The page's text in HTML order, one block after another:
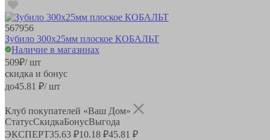
567956
Зубило 300х25мм плоское КОБАЛЬТ
Наличие в магазинах
509₽/ шт
скидка и бонус
до45.81 ₽/ шт
Клуб покупателей «Ваш Дом»
СтатусСкидкаБонусВыгода
ЭКСПЕРТ35.63 ₽10.18 ₽45.81 ₽